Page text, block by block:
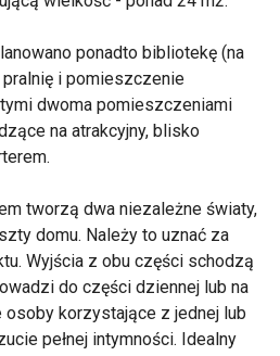
ponadto bibliotekę (na
i pomieszczenie
dwoma pomieszczeniami
na atrakcyjny, blisko
tworzą dwa niezależne światy,
domu. Należy to uznać za
Wyjścia z obu części schodzą
do części dziennej lub na
osoby korzystające z jednej lub
pełnej intymności. Idealny